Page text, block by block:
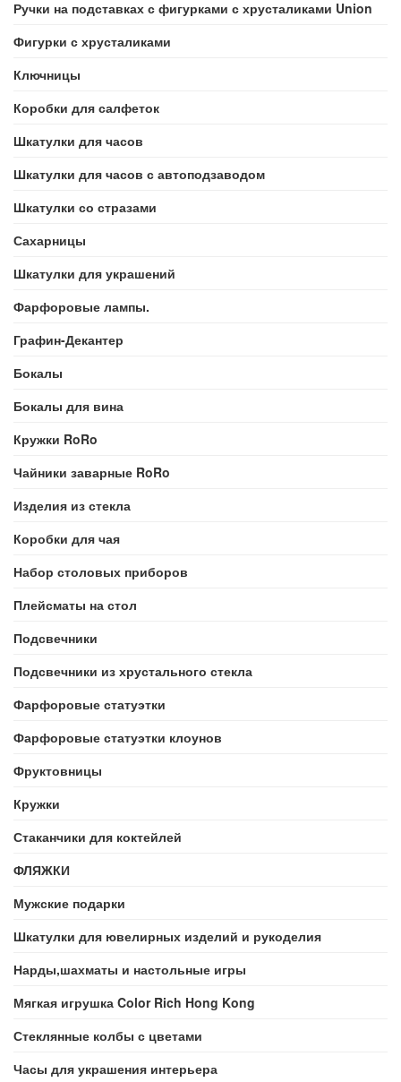
Ручки на подставках с фигурками с хрусталиками Union
Фигурки с хрусталиками
Ключницы
Коробки для салфеток
Шкатулки для часов
Шкатулки для часов с автоподзаводом
Шкатулки со стразами
Сахарницы
Шкатулки для украшений
Фарфоровые лампы.
Графин-Декантер
Бокалы
Бокалы для вина
Кружки RoRo
Чайники заварные RoRo
Изделия из стекла
Коробки для чая
Набор столовых приборов
Плейсматы на стол
Подсвечники
Подсвечники из хрустального стекла
Фарфоровые статуэтки
Фарфоровые статуэтки клоунов
Фруктовницы
Кружки
Стаканчики для коктейлей
ФЛЯЖКИ
Мужские подарки
Шкатулки для ювелирных изделий и рукоделия
Нарды,шахматы и настольные игры
Мягкая игрушка Color Rich Hong Kong
Стеклянные колбы с цветами
Часы для украшения интерьера